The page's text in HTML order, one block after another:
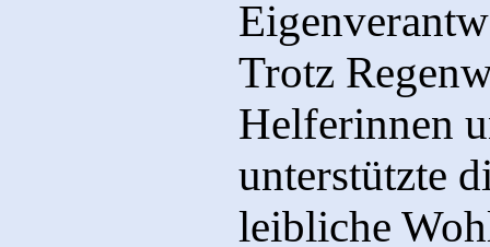
Trotz
Helferinnen
unterstützte
leibliche